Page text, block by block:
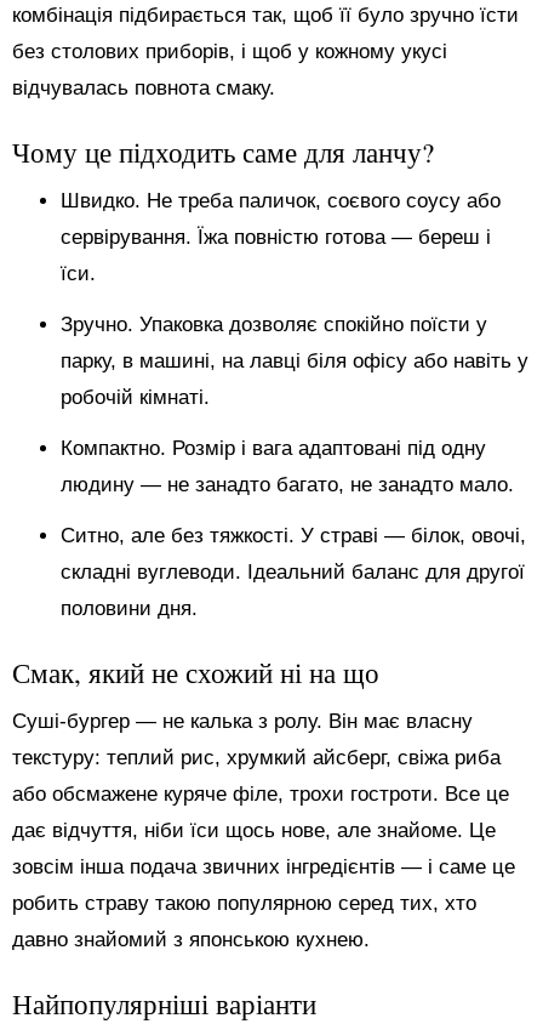
комбінація підбирається так, щоб її було зручно їсти
без столових приборів, і щоб у кожному укусі
відчувалась повнота смаку.
Чому це підходить саме для ланчу?
Швидко. Не треба паличок, соєвого соусу або
сервірування. Їжа повністю готова — береш і
їси.
Зручно. Упаковка дозволяє спокійно поїсти у
парку, в машині, на лавці біля офісу або навіть у
робочій кімнаті.
Компактно. Розмір і вага адаптовані під одну
людину — не занадто багато, не занадто мало.
Ситно, але без тяжкості. У страві — білок, овочі,
складні вуглеводи. Ідеальний баланс для другої
половини дня.
Смак, який не схожий ні на що
Суші-бургер — не калька з ролу. Він має власну
текстуру: теплий рис, хрумкий айсберг, свіжа риба
або обсмажене куряче філе, трохи гостроти. Все це
дає відчуття, ніби їси щось нове, але знайоме. Це
зовсім інша подача звичних інгредієнтів — і саме це
робить страву такою популярною серед тих, хто
давно знайомий з японською кухнею.
Найпопулярніші варіанти